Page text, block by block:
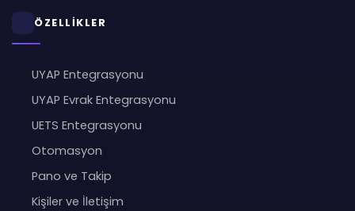
ÖZELLİKLER
UYAP Entegrasyonu
UYAP Evrak Entegrasyonu
UETS Entegrasyonu
Otomasyon
Pano ve Takip
Kişiler ve İletişim